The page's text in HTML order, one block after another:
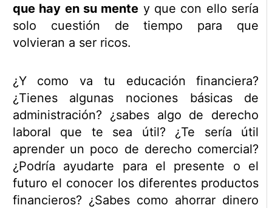
que hay en su mente y que con ello sería
solo cuestión de tiempo para que
volvieran a ser ricos.
¿Y como va tu educación financiera?
¿Tienes algunas nociones básicas de
administración? ¿sabes algo de derecho
laboral que te sea útil? ¿Te sería útil
aprender un poco de derecho comercial?
¿Podría ayudarte para el presente o el
futuro el conocer los diferentes productos
financieros? ¿Sabes como ahorrar dinero